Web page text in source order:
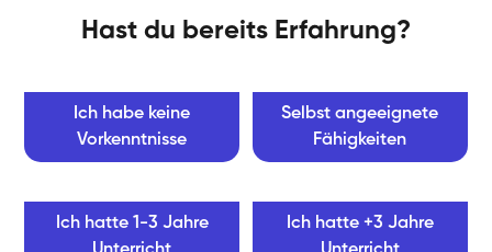
Hast du bereits Erfahrung?
Ich habe keine
Vorkenntnisse
Selbst angeeignete
Fähigkeiten
Ich hatte 1-3 Jahre
Ich hatte +3 Jahre